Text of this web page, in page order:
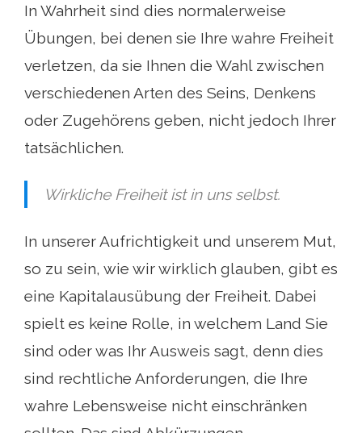
In Wahrheit sind dies normalerweise
Übungen, bei denen sie Ihre wahre Freiheit
verletzen, da sie Ihnen die Wahl zwischen
verschiedenen Arten des Seins, Denkens
oder Zugehörens geben, nicht jedoch Ihrer
tatsächlichen.
Wirkliche Freiheit ist in uns selbst.
In unserer Aufrichtigkeit und unserem Mut,
so zu sein, wie wir wirklich glauben, gibt es
eine Kapitalausübung der Freiheit. Dabei
spielt es keine Rolle, in welchem ​​Land Sie
sind oder was Ihr Ausweis sagt, denn dies
sind rechtliche Anforderungen, die Ihre
wahre Lebensweise nicht einschränken